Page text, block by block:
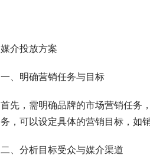
媒介投放方案
一、明确营销任务与目标
首先，需明确品牌的市场营销任务
务，可以设定具体的营销目标，如
二、分析目标受众与媒介渠道